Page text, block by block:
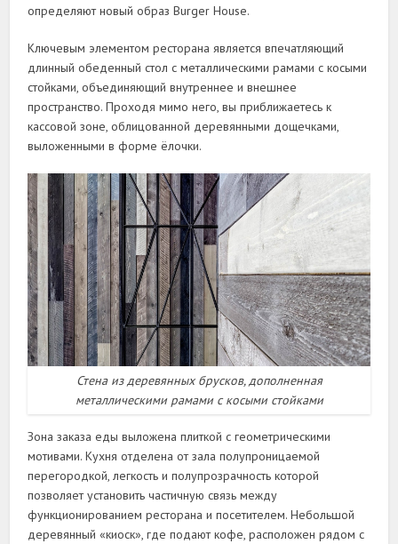
определяют новый образ Burger House.
Ключевым элементом ресторана является впечатляющий
длинный обеденный стол с металлическими рамами с косыми
стойками, объединяющий внутреннее и внешнее
пространство. Проходя мимо него, вы приближаетесь к
кассовой зоне, облицованной деревянными дощечками,
выложенными в форме ёлочки.
Стена из деревянных брусков, дополненная
металлическими рамами с косыми стойками
Зона заказа еды выложена плиткой с геометрическими
мотивами. Кухня отделена от зала полупроницаемой
перегородкой, легкость и полупрозрачность которой
позволяет установить частичную связь между
функционированием ресторана и посетителем. Небольшой
деревянный «киоск», где подают кофе, расположен рядом с